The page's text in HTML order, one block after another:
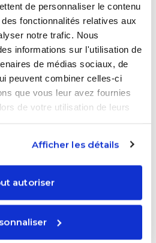
de personnaliser le contenu
fonctionnalités relatives aux
notre trafic. Nous
informations sur l'utilisation de
de médias sociaux, de
peuvent combiner celles-ci
que vous leur avez fournies
de votre utilisation de leurs
Afficher les détails
autoriser
mais la manière dont
aussi. Une posture avachie,
gestes trop nerveux
perdre en crédibilité.
que son corps parle
le à se tenir droit, les
à regarder son audience
ses propos. Un bon
pendant une courte
n'hésitez pas à lui dire